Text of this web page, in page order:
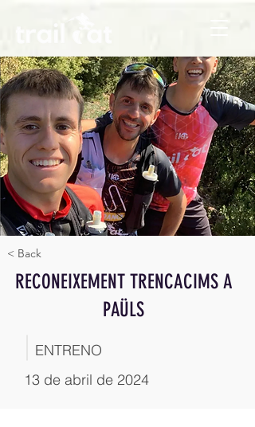
< Back
RECONEIXEMENT TRENCACIMS A
PAÜLS
ENTRENO
13 de abril de 2024